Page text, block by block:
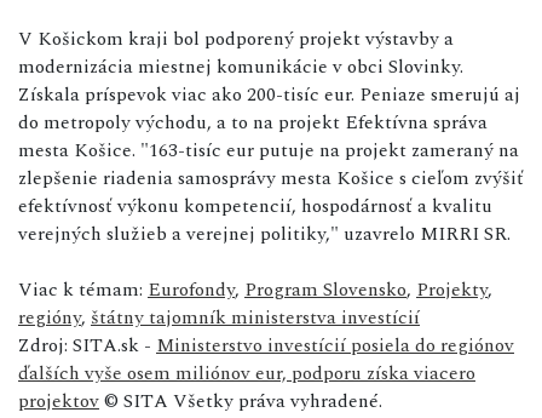
V Košickom kraji bol podporený projekt výstavby a
modernizácia miestnej komunikácie v obci Slovinky.
Získala príspevok viac ako 200-tisíc eur. Peniaze smerujú aj
do metropoly východu, a to na projekt Efektívna správa
mesta Košice. "163-tisíc eur putuje na projekt zameraný na
zlepšenie riadenia samosprávy mesta Košice s cieľom zvýšiť
efektívnosť výkonu kompetencií, hospodárnosť a kvalitu
verejných služieb a verejnej politiky," uzavrelo MIRRI SR.
Viac k témam: Eurofondy, Program Slovensko, Projekty,
regióny, štátny tajomník ministerstva investícií
Zdroj: SITA.sk - Ministerstvo investícií posiela do regiónov
ďalších vyše osem miliónov eur, podporu získa viacero
projektov© SITA Všetky práva vyhradené.